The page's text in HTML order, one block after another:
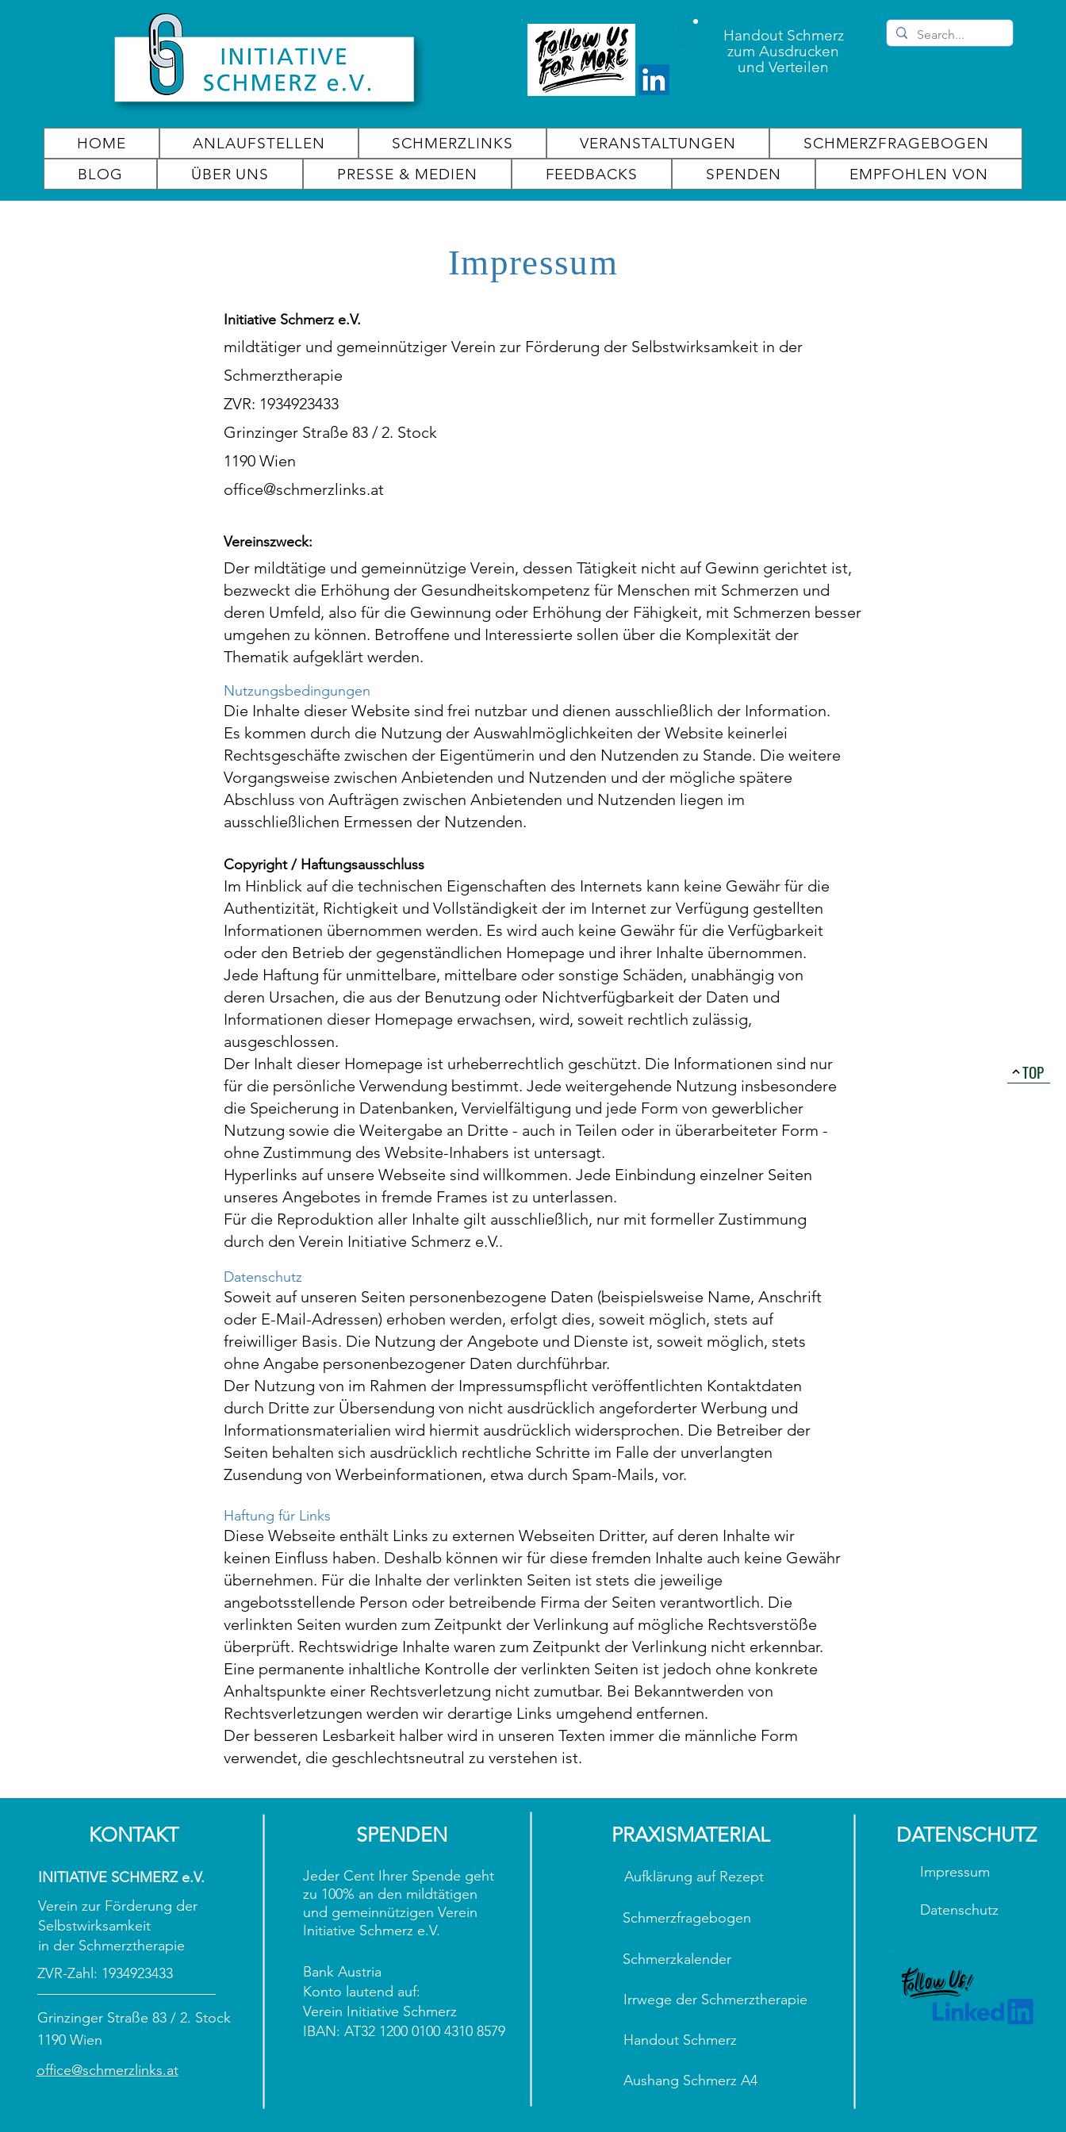
Handout Schmerz
zum Ausdrucken
und Verteilen
HOME ANLAUFSTELLEN SCHMERZLINKS VERANSTALTUNGEN
SCHMERZFRAGEBOGEN
BLOG
ÜBER UNS PRESSE & MEDIEN FEEDBACKS SPENDEN EMPFOHLEN VON
TOP
Impressum
Initiative Schmerz e.V.
mildtätiger und gemeinnütziger Verein zur Förderung der Selbstwirksamkeit in der
Schmerztherapie
ZVR: 1934923433
Grinzinger Straße 83 / 2. Stock
1190 Wien
office@schmerzlinks.at
Vereinszweck:
Der mildtätige und gemeinnützige Verein, dessen Tätigkeit nicht auf Gewinn gerichtet ist,
bezweckt die Erhöhung der Gesundheitskompetenz für Menschen mit Schmerzen und
deren Umfeld, also für die Gewinnung oder Erhöhung der Fähigkeit, mit Schmerzen besser
umgehen zu können. Betroffene und Interessierte sollen über die Komplexität der
Thematik aufgeklärt werden.
Nutzungsbedingungen
Die Inhalte dieser Website sind frei nutzbar und dienen ausschließlich der Information.
Es kommen durch die Nutzung der Auswahlmöglichkeiten der Website keinerlei
Rechtsgeschäfte zwischen der Eigentümerin und den Nutzenden zu Stande. Die weitere
Vorgangsweise zwischen Anbietenden und Nutzenden und der mögliche spätere
Abschluss von Aufträgen zwischen Anbietenden und Nutzenden liegen im
ausschließlichen Ermessen der Nutzenden.
Copyright / Haftungsausschluss
Im Hinblick auf die technischen Eigenschaften des Internets kann keine Gewähr für die
Authentizität, Richtigkeit und Vollständigkeit der im Internet zur Verfügung gestellten
Informationen übernommen werden. Es wird auch keine Gewähr für die Verfügbarkeit
oder den Betrieb der gegenständlichen Homepage und ihrer Inhalte übernommen.
Jede Haftung für unmittelbare, mittelbare oder sonstige Schäden, unabhängig von
deren Ursachen, die aus der Benutzung oder Nichtverfügbarkeit der Daten und
Informationen dieser Homepage erwachsen, wird, soweit rechtlich zulässig,
ausgeschlossen.
Der Inhalt dieser Homepage ist urheberrechtlich geschützt. Die Informationen sind nur
für die persönliche Verwendung bestimmt. Jede weitergehende Nutzung insbesondere
die Speicherung in Datenbanken, Vervielfältigung und jede Form von gewerblicher
Nutzung sowie die Weitergabe an Dritte - auch in Teilen oder in überarbeiteter Form -
ohne Zustimmung des Website-Inhabers ist untersagt.
Hyperlinks auf unsere Webseite sind willkommen. Jede Einbindung einzelner Seiten
unseres Angebotes in fremde Frames ist zu unterlassen.
Für die Reproduktion aller Inhalte gilt ausschließlich, nur mit formeller Zustimmung
durch den Verein Initiative Schmerz e.V..
Datenschutz
Soweit auf unseren Seiten personenbezogene Daten (beispielsweise Name, Anschrift
oder E-Mail-Adressen) erhoben werden, erfolgt dies, soweit möglich, stets auf
freiwilliger Basis. Die Nutzung der Angebote und Dienste ist, soweit möglich, stets
ohne Angabe personenbezogener Daten durchführbar.
Der Nutzung von im Rahmen der Impressumspflicht veröffentlichten Kontaktdaten
durch Dritte zur Übersendung von nicht ausdrücklich angeforderter Werbung und
Informationsmaterialien wird hiermit ausdrücklich widersprochen. Die Betreiber der
Seiten behalten sich ausdrücklich rechtliche Schritte im Falle der unverlangten
Zusendung von Werbeinformationen, etwa durch Spam-Mails, vor.
Haftung für Links
Diese Webseite enthält Links zu externen Webseiten Dritter, auf deren Inhalte wir
keinen Einfluss haben. Deshalb können wir für diese fremden Inhalte auch keine Gewähr
übernehmen. Für die Inhalte der verlinkten Seiten ist stets die jeweilige
angebotsstellende Person oder betreibende Firma der Seiten verantwortlich. Die
verlinkten Seiten wurden zum Zeitpunkt der Verlinkung auf mögliche Rechtsverstöße
überprüft. Rechtswidrige Inhalte waren zum Zeitpunkt der Verlinkung nicht erkennbar.
Eine permanente inhaltliche Kontrolle der verlinkten Seiten ist jedoch ohne konkrete
Anhaltspunkte einer Rechtsverletzung nicht zumutbar. Bei Bekanntwerden von
Rechtsverletzungen werden wir derartige Links umgehend entfernen.
Der besseren Lesbarkeit halber wird in unseren Texten immer die männliche Form
verwendet, die geschlechtsneutral zu verstehen ist.
Verein zur Förderung der
Selbstwirksamkeit
in der Schmerztherapie
Grinzinger Straße 83 / 2. Stock
1190 Wien
office@schmerzlinks.at
ZVR-Zahl: 1934923433
INITIATIVE SCHMERZ e.V.
KONTAKT
Jeder Cent Ihrer Spende geht
zu 100% an den mildtätigen
und gemeinnützigen Verein
Initiative Schmerz e.V.
Bank Austria
Konto lautend auf:
Verein Initiative Schmerz
IBAN: AT32 1200 0100 4310 8579
PRAXISMATERIAL
Aufklärung auf Rezept
Schmerzfragebogen
Schmerzkalender
Irrwege der Schmerztherapie
Handout Schmerz
Aushang Schmerz A4
Impressum
Datenschutz
DATENSCHUTZ
SPENDEN